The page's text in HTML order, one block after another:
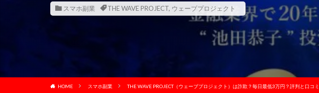
スマホ副業 THE WAVE PROJECT, ウェーブプロジェクト
HOME スマホ副業 THE WAVE PROJECT（ウェーブプロジェクト）は詐欺？毎日最低3万円？評判と口コ